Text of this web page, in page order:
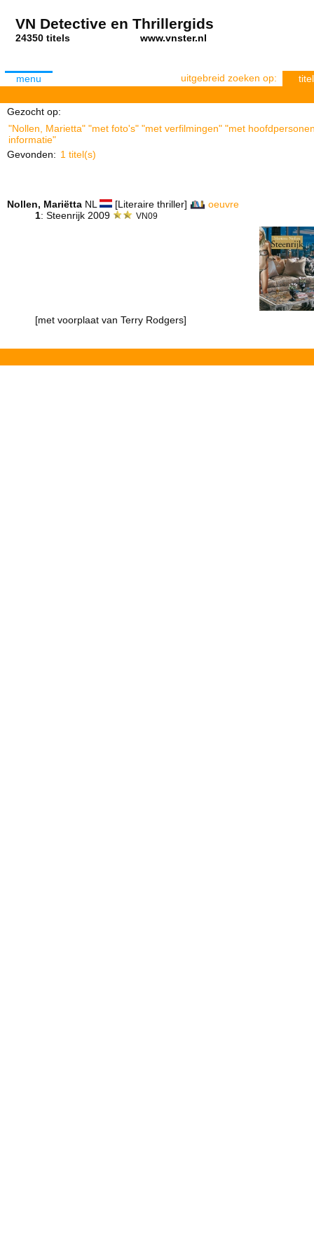
VN Detective en Thrillergids
24350 titels www.vnster.nl
menu uitgebreid zoeken op: titel
Gezocht op:
"Nollen, Marietta" "met foto's" "met verfilmingen" "met
informatie"
Gevonden: 1 titel(s)
Nollen, Mariëtta NL [Literaire thriller]
oeuvre
1: Steenrijk 2009 VN09
[met voorplaat van Terry Rodgers]